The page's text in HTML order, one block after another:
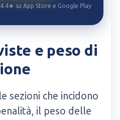
su App Store e Google Play
e peso di
sezioni che incidono
il peso delle